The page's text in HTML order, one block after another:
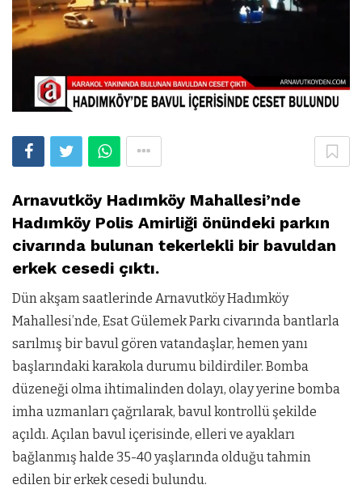
Arnavutköy Hadımköy Mahallesi’nde
Hadımköy Polis Amirliği önündeki parkın
civarında bulunan tekerlekli bir bavuldan
erkek cesedi çıktı.
Dün akşam saatlerinde Arnavutköy Hadımköy
Mahallesi’nde, Esat Gülemek Parkı civarında bantlarla
sarılmış bir bavul gören vatandaşlar, hemen yanı
başlarındaki karakola durumu bildirdiler. Bomba
düzeneği olma ihtimalinden dolayı, olay yerine bomba
imha uzmanları çağrılarak, bavul kontrollü şekilde
açıldı. Açılan bavul içerisinde, elleri ve ayakları
bağlanmış halde 35-40 yaşlarında olduğu tahmin
edilen bir erkek cesedi bulundu.